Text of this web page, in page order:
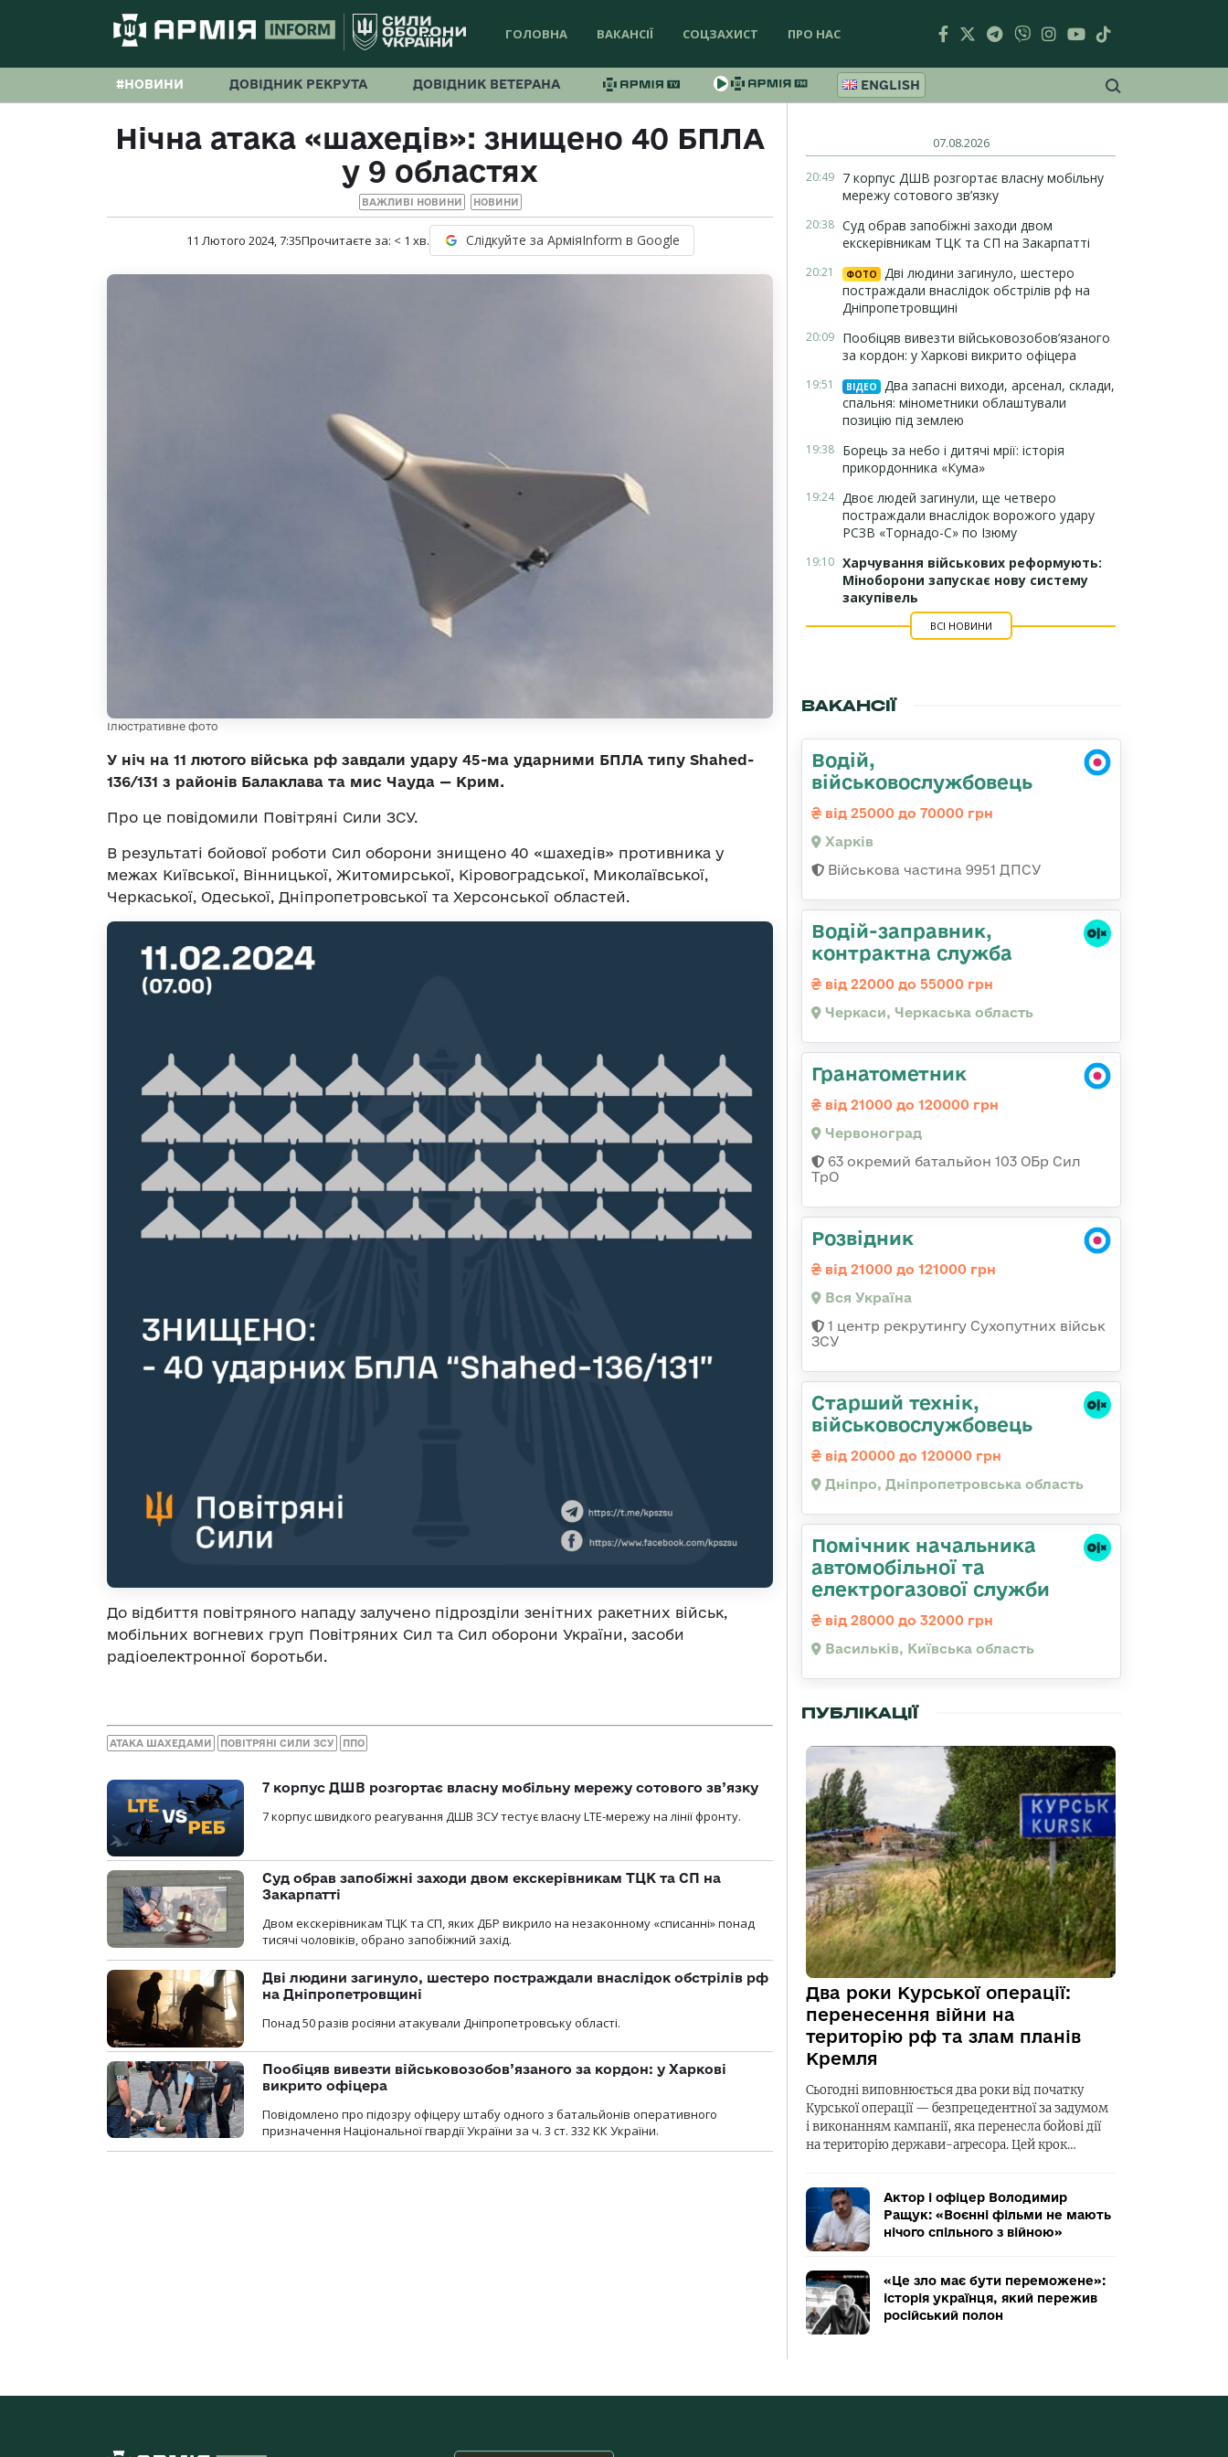
ГОЛОВНА ВАКАНСІЇ СОЦЗАХИСТ ПРО НАС
#НОВИНИ ДОВІДНИК РЕКРУТА ДОВІДНИК ВЕТЕРАНА ENGLISH
Нічна атака «шахедів»: знищено 40 БПЛА
у 9 областях
ВАЖЛИВІ НОВИНИ НОВИНИ
11 Лютого 2024, 7:35Прочитаєте за: < 1 хв. Слідкуйте за АрміяInform в Google
Ілюстративне фото
У ніч на 11 лютого війська рф завдали удару 45-ма ударними БПЛА типу Shahed-
136/131 з районів Балаклава та мис Чауда — Крим.
Про це повідомили Повітряні Сили ЗСУ.
В результаті бойової роботи Сил оборони знищено 40 «шахедів» противника у
межах Київської, Вінницької, Житомирської, Кіровоградської, Миколаївської,
Черкаської, Одеської, Дніпропетровської та Херсонської областей.
До відбиття повітряного нападу залучено підрозділи зенітних ракетних військ,
мобільних вогневих груп Повітряних Сил та Сил оборони України, засоби
радіоелектронної боротьби.
АТАКА ШАХЕДАМИ ПОВІТРЯНІ СИЛИ ЗСУ ППО
7 корпус ДШВ розгортає власну мобільну мережу сотового зв’язку
7 корпус швидкого реагування ДШВ ЗСУ тестує власну LTE-мережу на лінії фронту.
Суд обрав запобіжні заходи двом екскерівникам ТЦК та СП на
Закарпатті
Двом екскерівникам ТЦК та СП, яких ДБР викрило на незаконному «списанні» понад
тисячі чоловіків, обрано запобіжний захід.
Дві людини загинуло, шестеро постраждали внаслідок обстрілів рф
на Дніпропетровщині
Понад 50 разів росіяни атакували Дніпропетровську області.
Пообіцяв вивезти військовозобов’язаного за кордон: у Харкові
викрито офіцера
Повідомлено про підозру офіцеру штабу одного з батальйонів оперативного
призначення Національної гвардії України за ч. 3 ст. 332 КК України.
07.08.2026
20:49 7 корпус ДШВ розгортає власну мобільну
мережу сотового зв’язку
20:38 Суд обрав запобіжні заходи двом
екскерівникам ТЦК та СП на Закарпатті
20:21 ФОТО
Дві людини загинуло, шестеро
постраждали внаслідок обстрілів рф на
Дніпропетровщині
20:09 Пообіцяв вивезти військовозобов’язаного
за кордон: у Харкові викрито офіцера
19:51 ВІДЕО
Два запасні виходи, арсенал, склади,
спальня: мінометники облаштували
позицію під землею
19:38 Борець за небо і дитячі мрії: історія
прикордонника «Кума»
19:24 Двоє людей загинули, ще четверо
постраждали внаслідок ворожого удару
РСЗВ «Торнадо-С» по Ізюму
19:10 Харчування військових реформують:
Міноборони запускає нову систему
закупівель
ВСІ НОВИНИ
ВАКАНСІЇ
Водій,
військовослужбовець
від 25000 до 70000 грн
Харків
Військова частина 9951 ДПСУ
Водій-заправник,
контрактна служба
від 22000 до 55000 грн
Черкаси, Черкаська область
Гранатометник
від 21000 до 120000 грн
Червоноград
63 окремий батальйон 103 ОБр Сил
ТрО
Розвідник
від 21000 до 121000 грн
Вся Україна
1 центр рекрутингу Сухопутних військ
ЗСУ
Старший технік,
військовослужбовець
від 20000 до 120000 грн
Дніпро, Дніпропетровська область
Помічник начальника
автомобільної та
електрогазової служби
від 28000 до 32000 грн
Васильків, Київська область
ПУБЛІКАЦІЇ
Два роки Курської операції:
перенесення війни на
територію рф та злам планів
Кремля
Сьогодні виповнюється два роки від початку
Курської операції — безпрецедентної за задумом
і виконанням кампанії, яка перенесла бойові дії
на територію держави-агресора. Цей крок…
Актор і офіцер Володимир
Ращук: «Воєнні фільми не мають
нічого спільного з війною»
«Це зло має бути переможене»:
історія українця, який пережив
російський полон